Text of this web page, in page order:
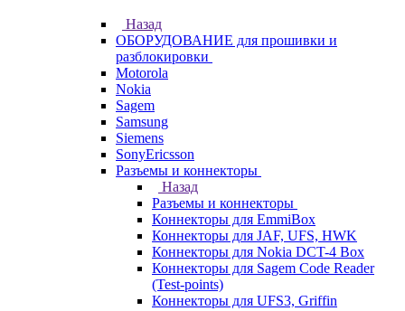
Назад
ОБОРУДОВАНИЕ для прошивки и
разблокировки
Motorola
Nokia
Sagem
Samsung
Siemens
SonyEricsson
Разъемы и коннекторы
Назад
Разъемы и коннекторы
Коннекторы для EmmiBox
Коннекторы для JAF, UFS, HWK
Коннекторы для Nokia DCT-4 Box
Коннекторы для Sagem Code Reader
(Test-points)
Коннекторы для UFS3, Griffin